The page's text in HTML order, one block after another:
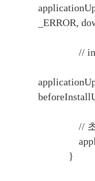
_ERROR,
//
// 초
}